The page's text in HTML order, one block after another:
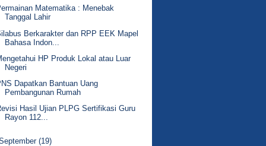
Matematika : Menebak
Tanggal Lahir
Berkarakter dan RPP EEK Mapel
Bahasa Indon...
HP Produk Lokal atau Luar
Negeri
Dapatkan Bantuan Uang
Pembangunan Rumah
Hasil Ujian PLPG Sertifikasi Guru
Rayon 112...
(19)